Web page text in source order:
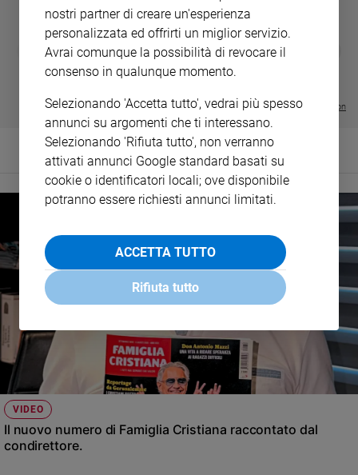
LE GRANDI BASILICHE ITALIANE
- VOL DA 1 AL 5
DIARIO G 2026-27
€ 8,90
- € 8,90
Visualizza tutte le collection
VIDEO
Il nuovo numero di Famiglia Cristiana raccontato dal
condirettore.
nostri partner di creare un'esperienza
personalizzata ed offrirti un miglior servizio.
Avrai comunque la possibilità di revocare il
consenso in qualunque momento.
Selezionando 'Accetta tutto', vedrai più spesso
annunci su argomenti che ti interessano.
Selezionando 'Rifiuta tutto', non verranno
attivati annunci Google standard basati su
cookie o identificatori locali; ove disponibile
potranno essere richiesti annunci limitati.
ACCETTA TUTTO
Rifiuta tutto